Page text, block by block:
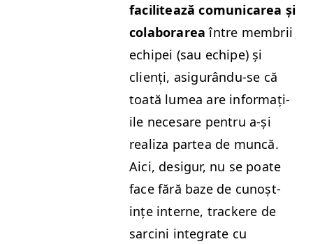
facilitează comu­ni­carea și
colab­o­rarea între mem­brii
echipei (sau echipe) și
clienți, asig­urân­du-se că
toată lumea are infor­mați­
ile nece­sare pen­tru a‑și
real­iza partea de muncă.
Aici, desig­ur, nu se poate
face fără baze de cunoșt­
ințe interne, trackere de
sarci­ni inte­grate cu